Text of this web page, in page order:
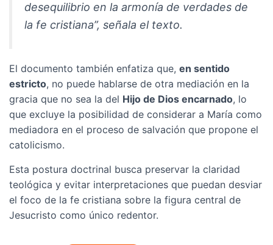
desequilibrio en la armonía de verdades de
la fe cristiana”, señala el texto.
El documento también enfatiza que, en sentido
estricto, no puede hablarse de otra mediación en la
gracia que no sea la del Hijo de Dios encarnado, lo
que excluye la posibilidad de considerar a María como
mediadora en el proceso de salvación que propone el
catolicismo.
Esta postura doctrinal busca preservar la claridad
teológica y evitar interpretaciones que puedan desviar
el foco de la fe cristiana sobre la figura central de
Jesucristo como único redentor.